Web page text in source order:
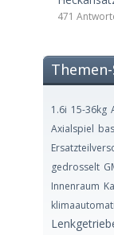
471
1.6i 15-36kg
Axialspiel
gedrosselt
Innenraum